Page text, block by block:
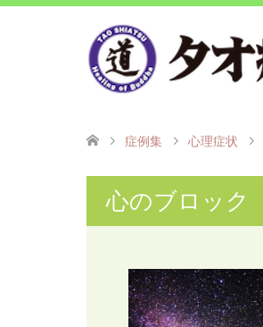
症例集 心理症状
心のブロック